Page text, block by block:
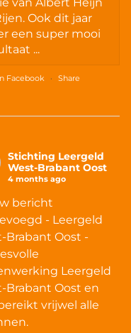
van Albert Heijn
Ook dit jaar
een super mooi
...
Facebook · Share
Stichting Leergeld
West-Brabant Oost
4 months ago
bericht
- Leergeld
Brabant Oost -
Leergeld
Brabant Oost en
vrijwel alle